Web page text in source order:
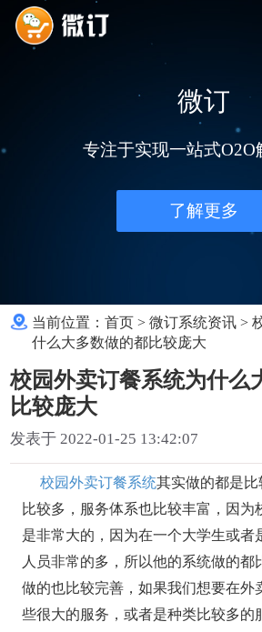
微订
专注于实现一站式O2O
了解更多
当前位置：首页 >微订系统资讯 >
什么大多数做的都比较庞大
校园外卖订餐系统为什么
比较庞大
发表于 2022-01-25 13:42:07
校园外卖订餐系统其实做的都是
比较多，服务体系也比较丰富，因为
是非常大的，因为在一个大学生或者
人员非常的多，所以他的系统做的都
做的也比较完善，如果我们想要在外
些很大的服务，或者是种类比较多的